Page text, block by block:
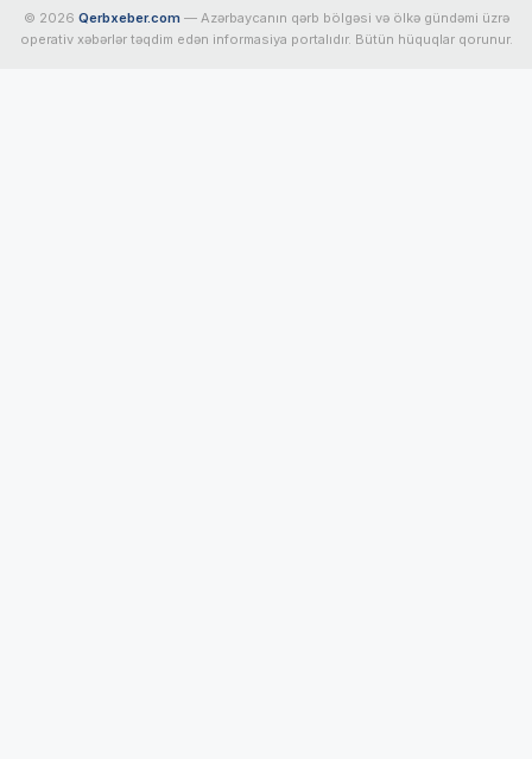
© 2026 Qerbxeber.com — Azərbaycanın qərb bölgəsi və ölkə gündəmi üzrə
operativ xəbərlər təqdim edən informasiya portalıdır. Bütün hüquqlar qorunur.